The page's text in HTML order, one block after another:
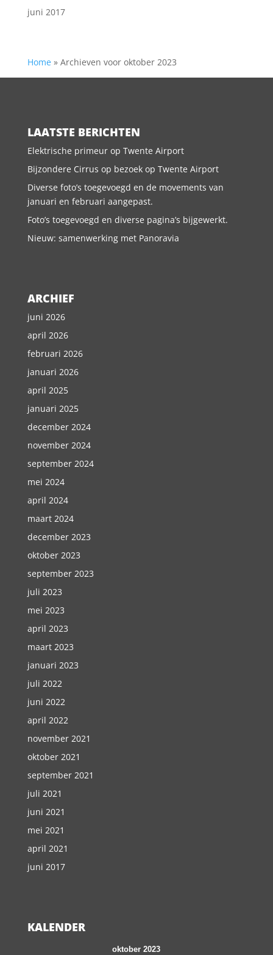
juni 2017
Home» Archieven voor oktober 2023
LAATSTE BERICHTEN
Elektrische primeur op Twente Airport
Bijzondere Cirrus op bezoek op Twente Airport
Diverse foto’s toegevoegd en de movements van
januari en februari aangepast.
Foto’s toegevoegd en diverse pagina’s bijgewerkt.
Nieuw: samenwerking met Panoravia
ARCHIEF
juni 2026
april 2026
februari 2026
januari 2026
april 2025
januari 2025
december 2024
november 2024
september 2024
mei 2024
april 2024
maart 2024
december 2023
oktober 2023
september 2023
juli 2023
mei 2023
april 2023
maart 2023
januari 2023
juli 2022
juni 2022
april 2022
november 2021
oktober 2021
september 2021
juli 2021
juni 2021
mei 2021
april 2021
juni 2017
KALENDER
oktober 2023